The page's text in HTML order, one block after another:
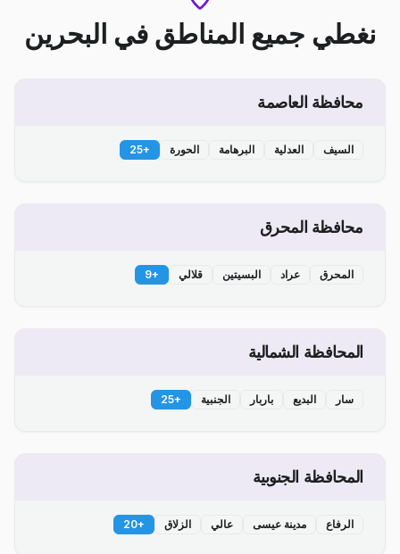
نغطي جميع المناطق في البحرين
محافظة العاصمة
السيف العدلية البرهامة الحورة +
25
محافظة المحرق
المحرق عراد البسيتين قلالي +
9
المحافظة الشمالية
سار البديع باربار الجنبية +
25
المحافظة الجنوبية
الرفاع مدينة عيسى عالي الزلاق +
20